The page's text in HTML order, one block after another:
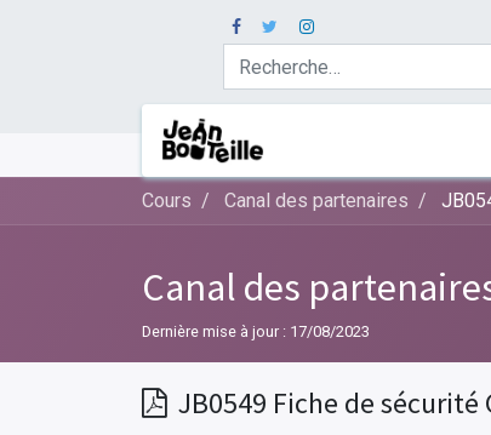
Cours Canal des partenaires
Canal des
Dernière mise à jour : 17/08/2023
JB0549 Fiche de sécurité